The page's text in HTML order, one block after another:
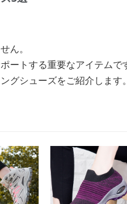
ん。
ートする重要なアイテムで
グシューズをご紹介します。